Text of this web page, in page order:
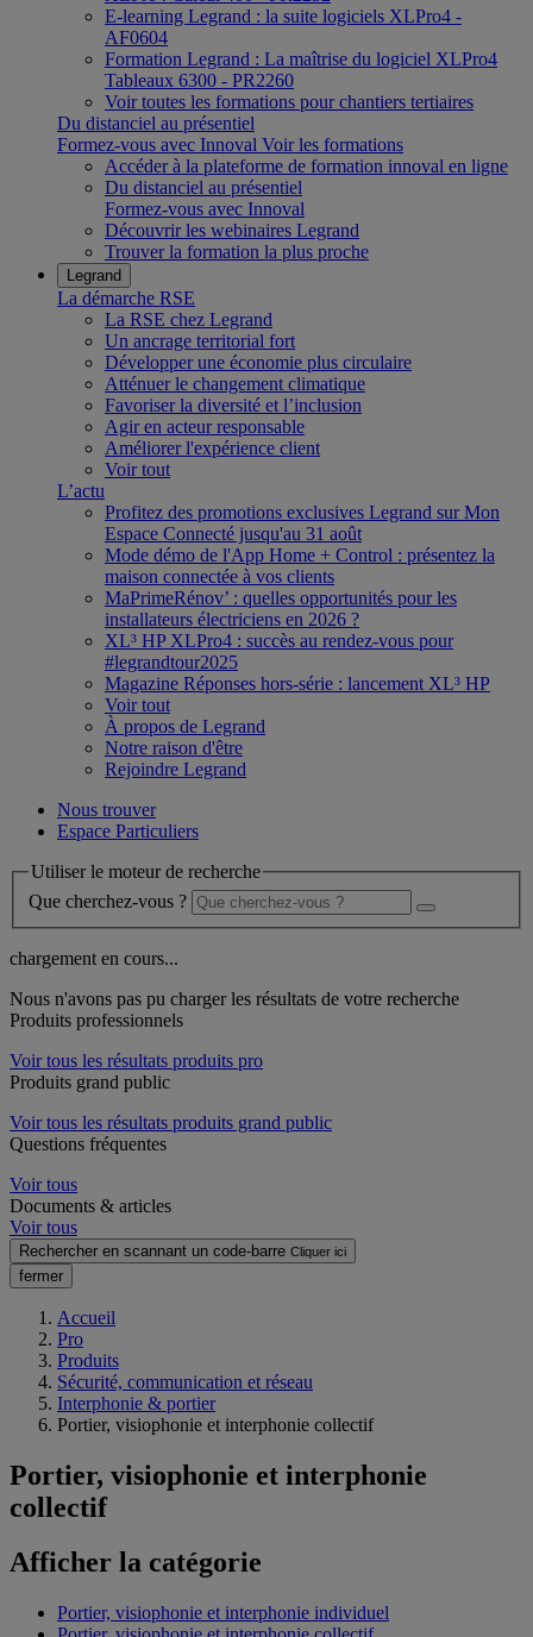
E-learning Legrand : la suite logiciels XLPro4 -
AF0604
Formation Legrand : La maîtrise du logiciel XLPro4
Tableaux 6300 - PR2260
Voir toutes les formations pour chantiers tertiaires
Du distanciel au présentiel
Formez-vous avec Innoval Voir les formations
Accéder à la plateforme de formation innoval en ligne
Du distanciel au présentiel
Formez-vous avec Innoval
Découvrir les webinaires Legrand
Trouver la formation la plus proche
Legrand
La démarche RSE
La RSE chez Legrand
Un ancrage territorial fort
Développer une économie plus circulaire
Atténuer le changement climatique
Favoriser la diversité et l’inclusion
Agir en acteur responsable
Améliorer l'expérience client
Voir tout
L’actu
Profitez des promotions exclusives Legrand sur Mon
Espace Connecté jusqu'au 31 août
Mode démo de l'App Home + Control : présentez la
maison connectée à vos clients
MaPrimeRénov’ : quelles opportunités pour les
installateurs électriciens en 2026 ?
XL³ HP XLPro4 : succès au rendez-vous pour
#legrandtour2025
Magazine Réponses hors-série : lancement XL³ HP
Voir tout
À propos de Legrand
Notre raison d'être
Rejoindre Legrand
Nous trouver
Espace Particuliers
Utiliser le moteur de recherche
Que cherchez-vous ?
chargement en cours...
Nous n'avons pas pu charger les résultats de votre recherche
Produits professionnels
Voir tous les résultats produits pro
Produits grand public
Voir tous les résultats produits grand public
Questions fréquentes
Voir tous
Documents & articles
Voir tous
Rechercher en scannant un code-barre Cliquer ici
fermer
Accueil
Pro
Produits
Sécurité, communication et réseau
Interphonie & portier
Portier, visiophonie et interphonie collectif
Portier, visiophonie et interphonie
collectif
Afficher la catégorie
Portier, visiophonie et interphonie individuel